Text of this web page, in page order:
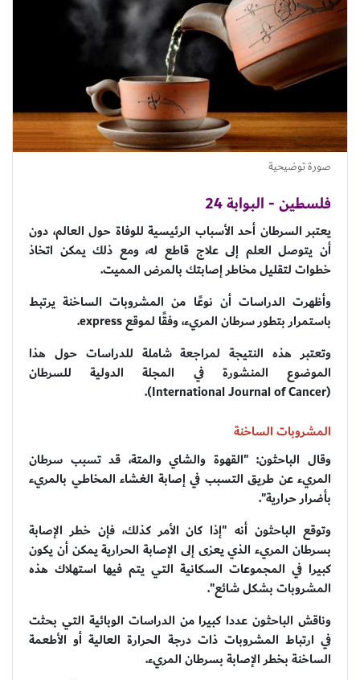
صورة توضيحية
فلسطين - البوابة 24
يعتبر السرطان أحد الأسباب الرئيسية للوفاة حول العالم، دون
أن يتوصل العلم إلى علاج قاطع له، ومع ذلك يمكن اتخاذ
خطوات لتقليل مخاطر إصابتك بالمرض المميت.
وأظهرت الدراسات أن نوعًا من المشروبات الساخنة يرتبط
باستمرار بتطور سرطان المريء، وفقًا لموقع express.
وتعتبر هذه النتيجة لمراجعة شاملة للدراسات حول هذا
الموضوع المنشورة في المجلة الدولية للسرطان
(International Journal of Cancer).
المشروبات الساخنة
وقال الباحثون: "القهوة والشاي والمتة، قد تسبب سرطان
المريء عن طريق التسبب في إصابة الغشاء المخاطي بالمريء
بأضرار حرارية".
وتوقع الباحثون أنه "إذا كان الأمر كذلك، فإن خطر الإصابة
بسرطان المريء الذي يعزى إلى الإصابة الحرارية يمكن أن يكون
كبيرا في المجموعات السكانية التي يتم فيها استهلاك هذه
المشروبات بشكل شائع".
وناقش الباحثون عددا كبيرا من الدراسات الوبائية التي بحثت
في ارتباط المشروبات ذات درجة الحرارة العالية أو الأطعمة
الساخنة بخطر الإصابة بسرطان المريء.